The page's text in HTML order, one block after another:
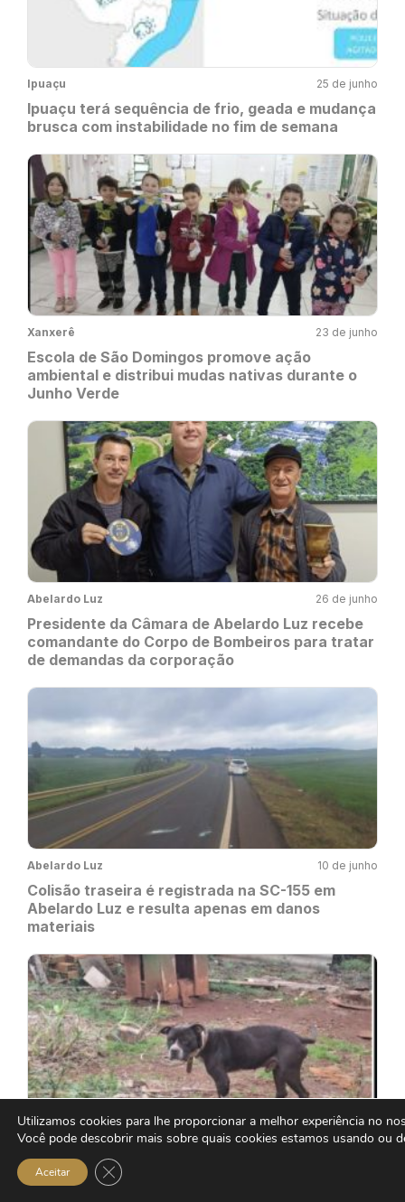
Ipuaçu 25 de junho
Ipuaçu terá sequência de frio, geada e mudança
brusca com instabilidade no fim de semana
Xanxerê 23 de junho
Escola de São Domingos promove ação
ambiental e distribui mudas nativas durante o
Junho Verde
Abelardo Luz 26 de junho
Presidente da Câmara de Abelardo Luz recebe
comandante do Corpo de Bombeiros para tratar
de demandas da corporação
Abelardo Luz 10 de junho
Colisão traseira é registrada na SC-155 em
Abelardo Luz e resulta apenas em danos
materiais
Bom Jesus 10 de julho
Mulher é presa em flagrante por maus-tratos a
pitbull em Bom Jesus
Utilizamos cookies para lhe proporcionar a melhor experiência no
Você pode descobrir mais sobre quais cookies estamos usando ou
Aceitar Close GDPR Cookie Banner